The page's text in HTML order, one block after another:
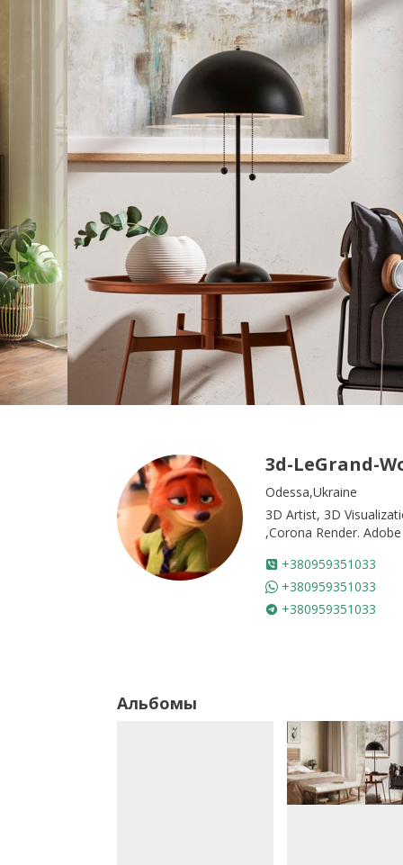
3d-LeGrand-
Odessa,Ukraine
3D Artist, 3D
,Corona Render.
+380959351033
+380959351033
+380959351033
Альбомы